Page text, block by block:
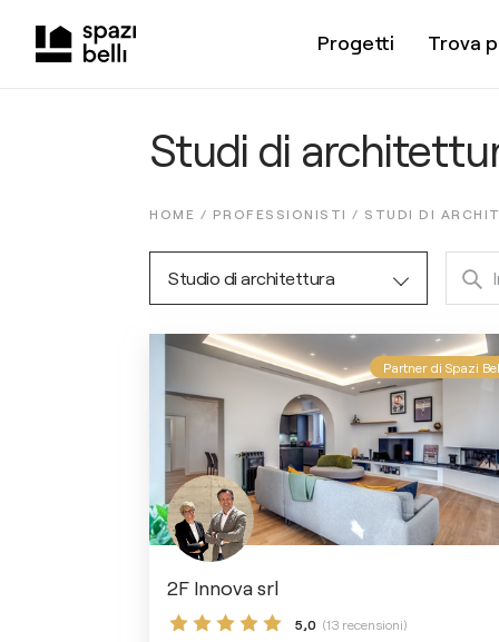
Progetti Trova
Studi di
HOME / PROFESSIONISTI / STUDI DI
Studio di architettura
Partner di Spazi
2F Innova srl
5,0 (13 recensioni)